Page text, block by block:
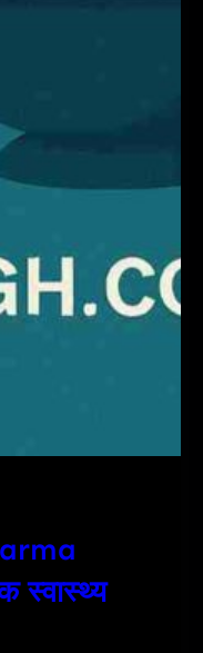
स्वास्थ्य